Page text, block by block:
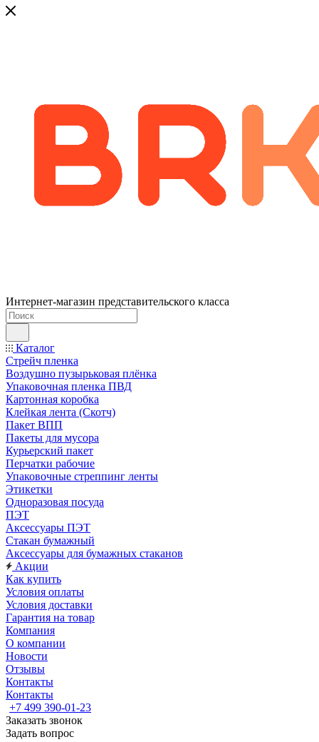
Интернет-магазин представительского класса
Каталог
Стрейч пленка
Воздушно пузырьковая плёнка
Упаковочная пленка ПВД
Картонная коробка
Клейкая лента (Скотч)
Пакет ВПП
Пакеты для мусора
Курьерский пакет
Перчатки рабочие
Упаковочные стреппинг ленты
Этикетки
Одноразовая посуда
ПЭТ
Аксессуары ПЭТ
Стакан бумажный
Аксессуары для бумажных стаканов
Акции
Как купить
Условия оплаты
Условия доставки
Гарантия на товар
Компания
О компании
Новости
Отзывы
Контакты
Контакты
+7 499 390-01-23
Заказать звонок
Задать вопрос